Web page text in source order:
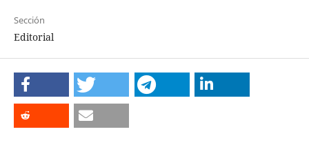
Sección
Editorial